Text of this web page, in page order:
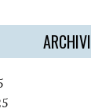
ARCHIVI